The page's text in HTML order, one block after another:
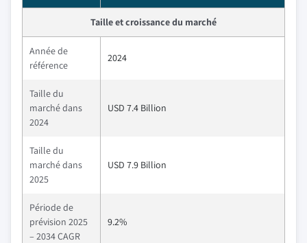
Taille et croissance du marché
Année de
référence
2024
Taille du
marché dans
2024
USD 7.4 Billion
Taille du
marché dans
2025
USD 7.9 Billion
Période de
prévision 2025
– 2034 CAGR
9.2%